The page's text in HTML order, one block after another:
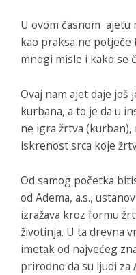
U ovom časnom ajetu
kao praksa ne potječe
mnogi misle i kako se
Ovaj nam ajet daje
kurbana, a to je da u
ne igra žrtva (kurban),
iskrenost srca koje
Od samog početka
od Adema, a.s.,
izražava kroz formu
životinja. U ta drevna
imetak od najvećeg
prirodno da su ljudi za